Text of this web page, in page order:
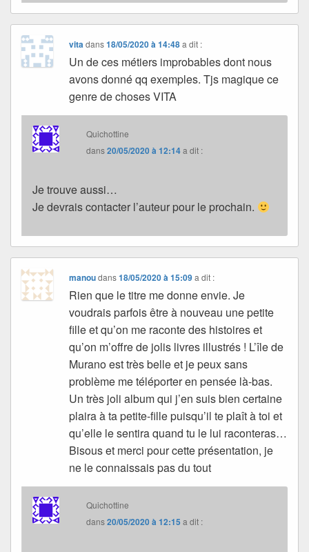
vitadans18/05/2020 à 14:48 a dit :
Un de ces métiers improbables dont nous
avons donné qq exemples. Tjs magique ce
genre de choses VITA
Quichottine
dans20/05/2020 à 12:14a dit :
Je trouve aussi…
Je devrais contacter l’auteur pour le prochain.
manoudans18/05/2020 à 15:09 a dit :
Rien que le titre me donne envie. Je
voudrais parfois être à nouveau une petite
fille et qu’on me raconte des histoires et
qu’on m’offre de jolis livres illustrés ! L’île de
Murano est très belle et je peux sans
problème me téléporter en pensée là-bas.
Un très joli album qui j’en suis bien certaine
plaira à ta petite-fille puisqu’il te plaît à toi et
qu’elle le sentira quand tu le lui raconteras…
Bisous et merci pour cette présentation, je
ne le connaissais pas du tout
Quichottine
dans20/05/2020 à 12:15 a dit :